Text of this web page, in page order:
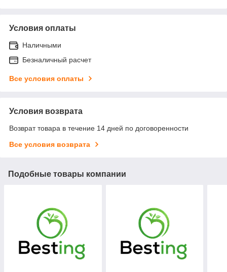
Условия оплаты
Наличными
Безналичный расчет
Все условия оплаты
Условия возврата
Возврат товара в течение 14 дней по договоренности
Все условия возврата
Подобные товары компании